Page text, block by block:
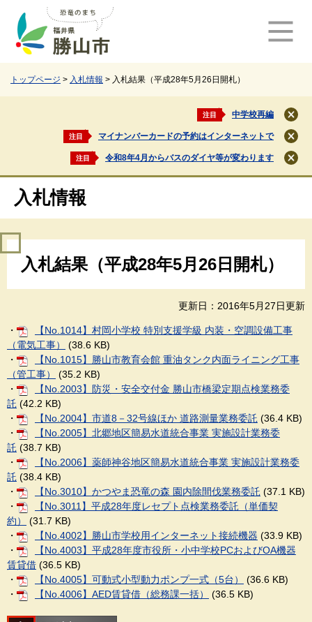
トップページ > 入札情報 > 入札結果（平成28年5月26日開札）
注目 中学校再編
閉
じ
る
注目 マイナンバーカードの予約はインターネットで
閉
じ
る
注目 令和8年4月からバスのダイヤ等が変わります
閉
じ
入札情報
入札結果（平成28年5月26日開札）
更新日：2016年5月27日更新
・
【No.1014】村岡小学校 特別支援学級 内装・空調設備工事
（電気工事）
(38.6 KB)
・
【No.1015】勝山市教育会館 重油タンク内面ライニング工事
（管工事）
(35.2 KB)
・
【No.2003】防災・安全交付金 勝山市橋梁定期点検業務委
託 (42.2 KB)
・
【No.2004】市道8－32号線ほか 道路測量業務委託 (36.4 KB)
・
【No.2005】北郷地区簡易水道統合事業 実施設計業務委
託 (38.7 KB)
・
【No.2006】薬師神谷地区簡易水道統合事業 実施設計業務委
託 (38.4 KB)
・
【No.3010】かつやま恐竜の森 園内除間伐業務委託 (37.1 KB)
・
【No.3011】平成28年度レセプト点検業務委託（単価契
約）
(31.7 KB)
・
【No.4002】勝山市学校用インターネット接続機器 (33.9 KB)
・
【No.4003】平成28年度市役所・小中学校PCおよびOA機器
賃貸借 (36.5 KB)
・
【No.4005】可動式小型動力ポンプ一式（5台）
(36.6 KB)
・
【No.4006】AED賃貸借（総務課一括） (36.5 KB)